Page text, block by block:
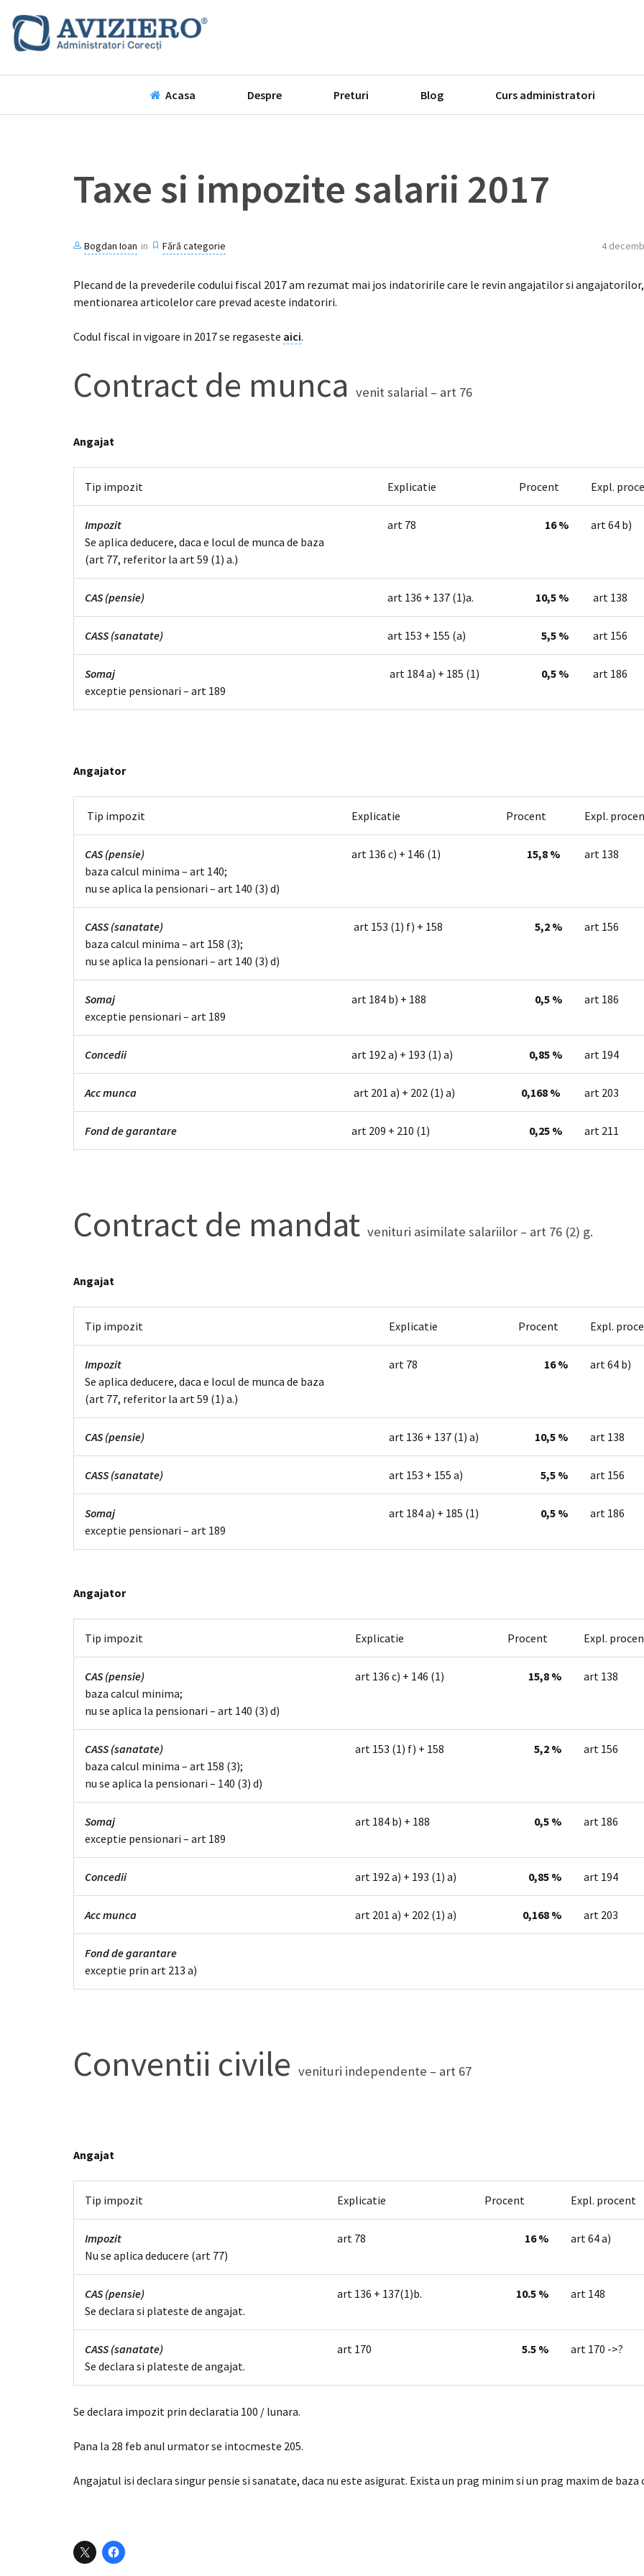
Acasa Despre Preturi Blog Curs administratori
Taxe si impozite salarii 2017
Bogdan Ioan in Fără categorie 4
Plecand de la prevederile codului fiscal 2017 am rezumat mai jos indatoririle care le revin angajatilor si
mentionarea articolelor care prevad aceste indatoriri.
Codul fiscal in vigoare in 2017 se regaseste aici.
Contract de munca venit salarial – art 76
Angajat
Tip impozit Explicatie Procent Expl.
Impozit
Se aplica deducere, daca e locul de munca de baza
(art 77, referitor la art 59 (1) a.)
art 78 16 % art 64 b)
CAS (pensie) art 136 + 137 (1)a. 10,5 % art 138
CASS (sanatate) art 153 + 155 (a) 5,5 % art 156
Somaj
exceptie pensionari – art 189
art 184 a) + 185 (1) 0,5 % art 186
Angajator
Tip impozit Explicatie Procent Expl.
CAS (pensie)
baza calcul minima – art 140;
nu se aplica la pensionari – art 140 (3) d)
art 136 c) + 146 (1) 15,8 % art 138
CASS (sanatate)
baza calcul minima – art 158 (3);
nu se aplica la pensionari – art 140 (3) d)
art 153 (1) f) + 158 5,2 % art 156
Somaj
exceptie pensionari – art 189
art 184 b) + 188 0,5 % art 186
Concedii art 192 a) + 193 (1) a) 0,85 % art 194
Acc munca art 201 a) + 202 (1) a) 0,168 % art 203
Fond de garantare art 209 + 210 (1) 0,25 % art 211
Contract de mandat venituri asimilate salariilor – art 76 (2) g.
Angajat
Tip impozit Explicatie Procent Expl.
Impozit
Se aplica deducere, daca e locul de munca de baza
(art 77, referitor la art 59 (1) a.)
art 78 16 % art 64 b)
CAS (pensie) art 136 + 137 (1) a) 10,5 % art 138
CASS (sanatate) art 153 + 155 a) 5,5 % art 156
Somaj
exceptie pensionari – art 189
art 184 a) + 185 (1) 0,5 % art 186
Angajator
Tip impozit Explicatie Procent Expl.
CAS (pensie)
baza calcul minima;
nu se aplica la pensionari – art 140 (3) d)
art 136 c) + 146 (1) 15,8 % art 138
CASS (sanatate)
baza calcul minima – art 158 (3);
nu se aplica la pensionari – 140 (3) d)
art 153 (1) f) + 158 5,2 % art 156
Somaj
exceptie pensionari – art 189
art 184 b) + 188 0,5 % art 186
Concedii art 192 a) + 193 (1) a) 0,85 % art 194
Acc munca art 201 a) + 202 (1) a) 0,168 % art 203
Fond de garantare
exceptie prin art 213 a)
Conventii civile venituri independente – art 67
Angajat
Tip impozit Explicatie Procent Expl. procent
Impozit
Nu se aplica deducere (art 77)
art 78 16 % art 64 a)
CAS (pensie)
Se declara si plateste de angajat.
art 136 + 137(1)b. 10.5 % art 148
CASS (sanatate)
Se declara si plateste de angajat.
art 170 5.5 % art 170 ->?
Se declara impozit prin declaratia 100 / lunara.
Pana la 28 feb anul urmator se intocmeste 205.
Angajatul isi declara singur pensie si sanatate, daca nu este asigurat. Exista un prag minim si un prag maxim de baza